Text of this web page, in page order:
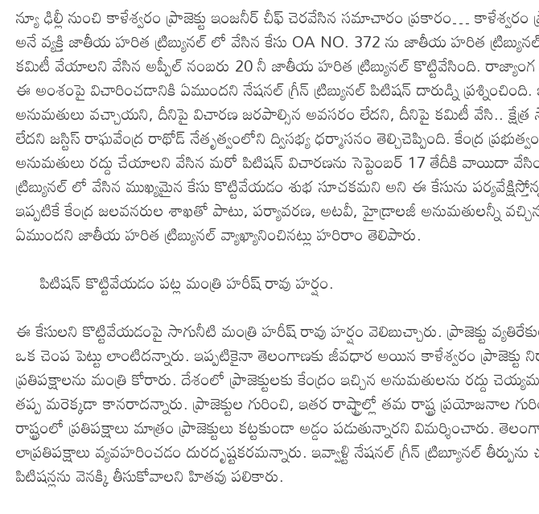
న్యూ ఢిల్లీ నుంచి కాళేశ్వరం ప్రాజెక్టు ఇంజనీర్ చీఫ్ చెరవేసిన సమాచారం ప్రకారం… కాళేశ్వరం
అనే వ్యక్తి జాతీయ హరిత ట్రిబ్యునల్ లో వేసిన కేసు OA NO. 372 ను జాతీయ హరిత
కమిటీ వేయాలని వేసిన అప్పీల్ నంబరు 20 నీ జాతీయ హరిత ట్రిబ్యునల్ కొట్టివేసింది.
ఈ అంశంపై విచారించడానికి ఏముందని నేషనల్ గ్రీన్ ట్రిబ్యునల్ పిటిషన్ దారుడ్ని ప్రశ్నించింది.
అనుమతులు వచ్చాయని, దీనిపై విచారణ జరపాల్సిన అవసరం లేదని, దీనిపై కమిటీ వేసి..
లేదని జస్టిస్ రాఘవేంద్ర రాథోడ్ నేతృత్వంలోని ద్విసభ్య ధర్మాసనం తెల్చిచెప్పింది. కేంద్ర
అనుమతులు రద్దు చేయాలని వేసిన మరో పిటిషన్ విచారణను సెప్టెంబర్ 17 తేదీకి వాయిదా
ట్రిబ్యునల్ లో వేసిన ముఖ్యమైన కేసు కొట్టివేయడం శుభ సూచకమని అని ఈ కేసును
ఇప్పటికే కేంద్ర జలవనరుల శాఖతో పాటు, పర్యావరణ, అటవీ, హైడ్రాలజీ అనుమతులన్నీ
ఏముందని జాతీయ హరిత ట్రిబ్యునల్ వ్యాఖ్యానించినట్లు హరిరాం తెలిపారు.
పిటిషన్ కొట్టివేయడం పట్ల మంత్రి హరీష్ రావు హర్షం.
ఈ కేసులని కొట్టివేయడంపై సాగునీటి మంత్రి హరీష్ రావు హర్షం వెలిబుచ్చారు. ప్రాజెక్టు
ఒక చెంప పెట్టు లాంటిదన్నారు. ఇప్పటికైనా తెలంగాణకు జీవధార అయిన కాళేశ్వరం
ప్రతిపక్షాలను మంత్రి కోరారు. దేశంలో ప్రాజెక్టులకు కేంద్రం ఇచ్చిన అనుమతులను రద్దు
తప్ప మరెక్కడా కానరాదన్నారు. ప్రాజెక్టుల గురించి, ఇతర రాష్ట్రాల్లో తమ రాష్ట్ర ప్రయోజనాల
రాష్ట్రంలో ప్రతిపక్షాలు మాత్రం ప్రాజెక్టులు కట్టకుండా అడ్డం పడుతున్నారని విమర్శించారు.
లాప్రతిపక్షాలు వ్యవహరించడం దురదృష్టకరమన్నారు. ఇవ్వాళ్టి నేషనల్ గ్రీన్ ట్రిబ్యూనల్
పిటిషన్లను వెనక్కి తీసుకోవాలని హితవు పలికారు.